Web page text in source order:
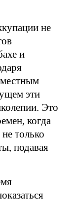
не
и
эти
Это
когда
только
подавая